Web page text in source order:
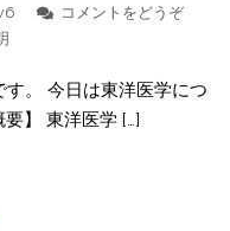
コメントをどうぞ
す。 今日は東洋医学につ
】 東洋医学 […]